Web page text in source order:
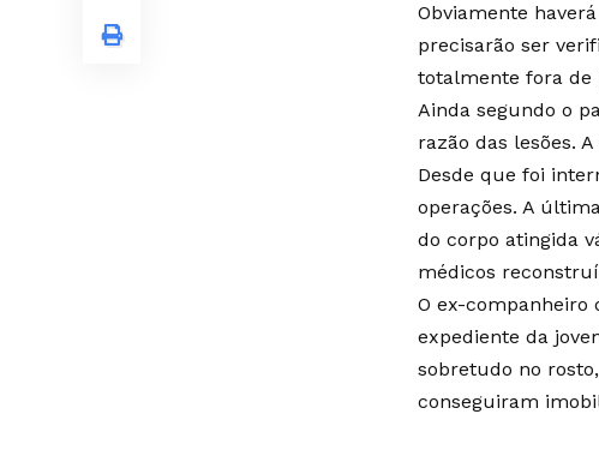
Obviamente
precisarão ser
totalmente fora de
Ainda segundo o
razão das lesões.
Desde que foi
operações. A
do corpo atingida
médicos
O ex-
expediente da
sobretudo no
conseguiram